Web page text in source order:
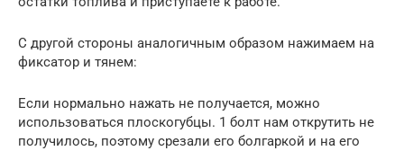
С другой стороны аналогичным образом нажимаем на
фиксатор и тянем:
Если нормально нажать не получается, можно
использоваться плоскогубцы. 1 болт нам открутить не
получилось, поэтому срезали его болгаркой и на его